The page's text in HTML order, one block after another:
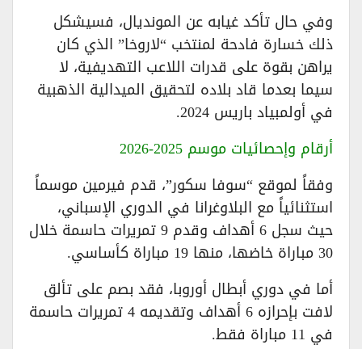
وفي حال تأكد غيابه عن المونديال، فسيشكل
ذلك خسارة فادحة لمنتخب “لاروخا” الذي كان
يراهن بقوة على قدرات اللاعب التهديفية، لا
سيما بعدما قاد بلاده لتحقيق الميدالية الذهبية
في أولمبياد باريس 2024.
أرقام وإحصائيات موسم 2025-2026
وفقاً لموقع “سوفا سكور”، قدم فيرمين موسماً
استثنائياً مع البلاوغرانا في الدوري الإسباني،
حيث سجل 6 أهداف وقدم 9 تمريرات حاسمة خلال
30 مباراة خاضها، منها 19 مباراة كأساسي.
أما في دوري أبطال أوروبا، فقد بصم على تألق
لافت بإحرازه 6 أهداف وتقديمه 4 تمريرات حاسمة
في 11 مباراة فقط.